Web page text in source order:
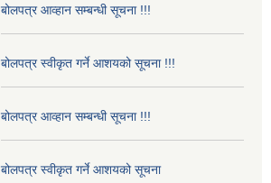
बोलपत्र आव्हान सम्बन्धी सूचना !!!
बोलपत्र स्वीकृत गर्ने आशयको सूचना !!!
बोलपत्र आव्हान सम्बन्धी सूचना !!!
बोलपत्र स्वीकृत गर्ने आशयको सूचना